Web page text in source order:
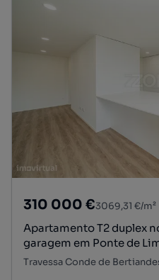
310 000 €3069,31 €/m²
Apartamento T2 duplex
garagem em Ponte de